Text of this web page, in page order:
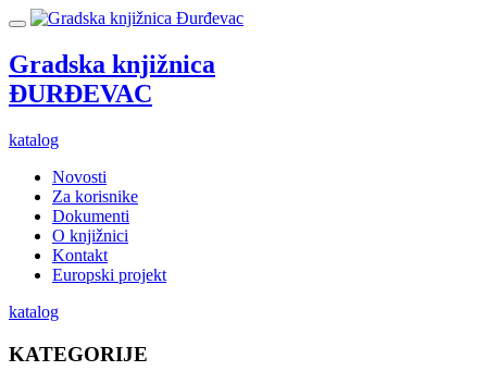
Gradska knjižnica
ĐURĐEVAC
katalog
Novosti
Za korisnike
Dokumenti
O knjižnici
Kontakt
Europski projekt
katalog
KATEGORIJE